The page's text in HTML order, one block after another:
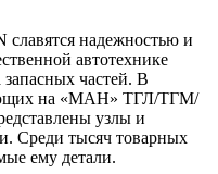
славятся надежностью и
автотехнике
запасных частей. В
на «МАН» ТГЛ/ТГМ/
узлы и
Среди тысяч товарных
ему детали.